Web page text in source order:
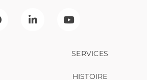
SERVICES
HISTOIRE